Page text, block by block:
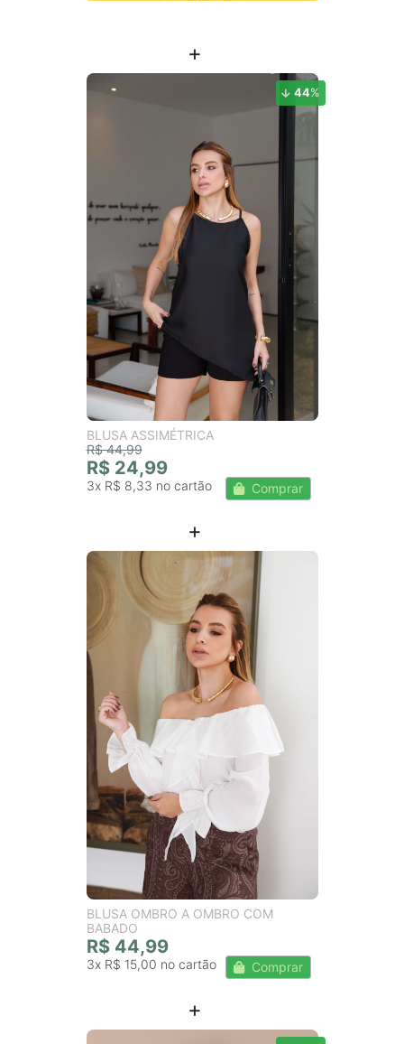
44%
BLUSA ASSIMÉTRICA
R$ 44,99
R$ 24,99
3x R$ 8,33 Comprar
BLUSA OMBRO A OMBRO COM
BABADO
R$ 44,99
3x R$ 15,00 Comprar